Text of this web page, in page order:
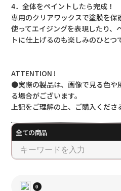
0
4．全体をペイントしたら完成！
専用のクリアワックスで塗膜を保
使ってエイジングを表現したり、
トに仕上げるのも楽しみのひとつ
ATTENTION !
●実際の製品は、画像で見る色や
る場合がございます。
上記をご理解の上、ご購入くださ